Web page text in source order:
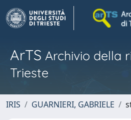
ArTS Archivio della
Trieste
IRIS GUARNIERI, GABRIELE